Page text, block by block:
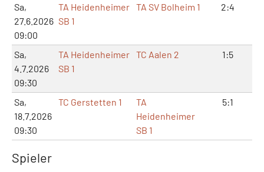
Sa,
27.6.2026
09:00
TA Heidenheimer
SB 1
TA SV Bolheim 1 2:4
Sa,
4.7.2026
09:30
TA Heidenheimer
SB 1
TC Aalen 2 1:5
Sa,
18.7.2026
09:30
TC Gerstetten 1
TA
Heidenheimer
SB 1
5:1
Spieler